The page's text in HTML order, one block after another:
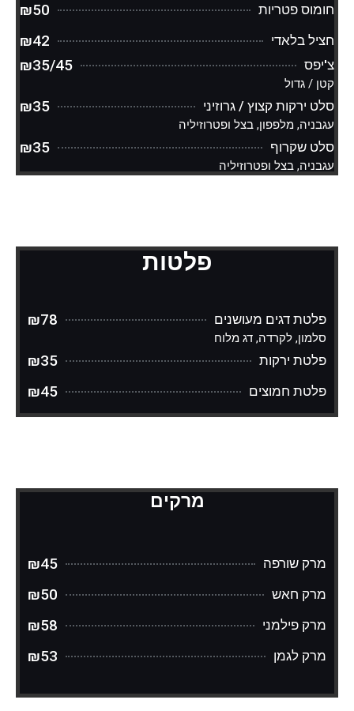
חומוס פטריות ₪50
חציל בלאדי ₪42
צ'יפס ₪35/45
קטן / גדול
סלט ירקות קצוץ / גרוזיני ₪35
עגבניה, מלפפון, בצל ופטרוזיליה
סלט שקרוף ₪35
עגבניה, בצל ופטרוזיליה
פלטות
פלטת דגים מעושנים ₪78
סלמון, לקרדה, דג מלוח
פלטת ירקות ₪35
פלטת חמוצים ₪45
מרקים
מרק שורפה ₪45
מרק חאש ₪50
מרק פילמני ₪58
מרק לגמן ₪53